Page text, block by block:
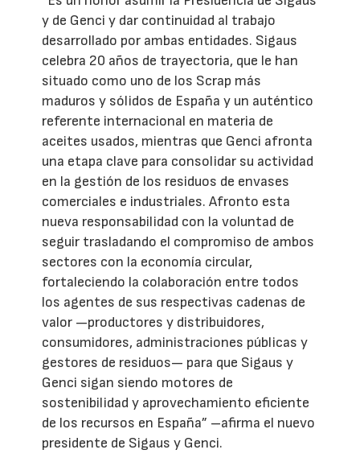
y de Genci y dar continuidad al trabajo
desarrollado por ambas entidades. Sigaus
celebra 20 años de trayectoria, que le han
situado como uno de los Scrap más
maduros y sólidos de España y un auténtico
referente internacional en materia de
aceites usados, mientras que Genci afronta
una etapa clave para consolidar su actividad
en la gestión de los residuos de envases
comerciales e industriales. Afronto esta
nueva responsabilidad con la voluntad de
seguir trasladando el compromiso de ambos
sectores con la economía circular,
fortaleciendo la colaboración entre todos
los agentes de sus respectivas cadenas de
valor —productores y distribuidores,
consumidores, administraciones públicas y
gestores de residuos— para que Sigaus y
Genci sigan siendo motores de
sostenibilidad y aprovechamiento eficiente
de los recursos en España” –afirma el nuevo
presidente de Sigaus y Genci.